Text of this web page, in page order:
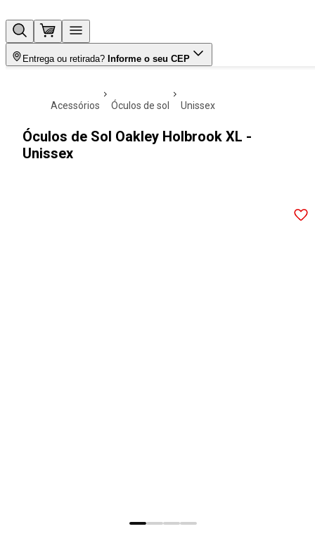
Entrega ou retirada? Informe o seu CEP
acessórios óculos de sol unissex
Óculos de Sol Oakley Holbrook XL -
Unissex